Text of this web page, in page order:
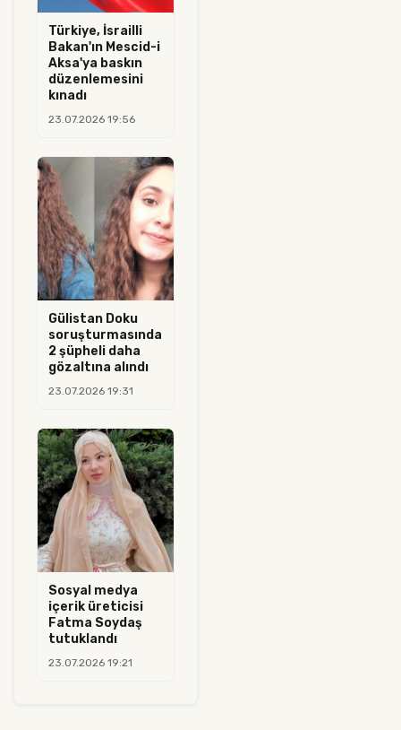
Türkiye, İsrailli
Bakan'ın Mescid-i
Aksa'ya baskın
düzenlemesini
kınadı
23.07.2026 19:56
Gülistan Doku
soruşturmasında
2 şüpheli daha
gözaltına alındı
23.07.2026 19:31
Sosyal medya
içerik üreticisi
Fatma Soydaş
tutuklandı
23.07.2026 19:21